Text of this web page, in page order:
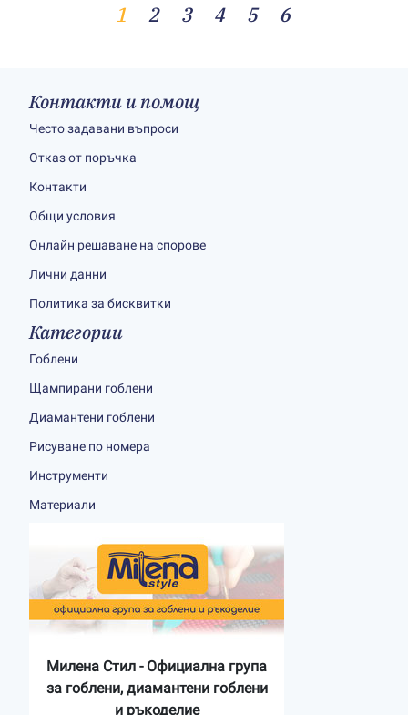
1 2 3 4 5 6
Контакти и помощ
Често задавани въпроси
Отказ от поръчка
Контакти
Общи условия
Онлайн решаване на спорове
Лични данни
Политика за бисквитки
Категории
Гоблени
Щампирани гоблени
Диамантени гоблени
Рисуване по номера
Инструменти
Материали
Милена Стил - Официална група
за гоблени, диамантени гоблени
и ръкоделие